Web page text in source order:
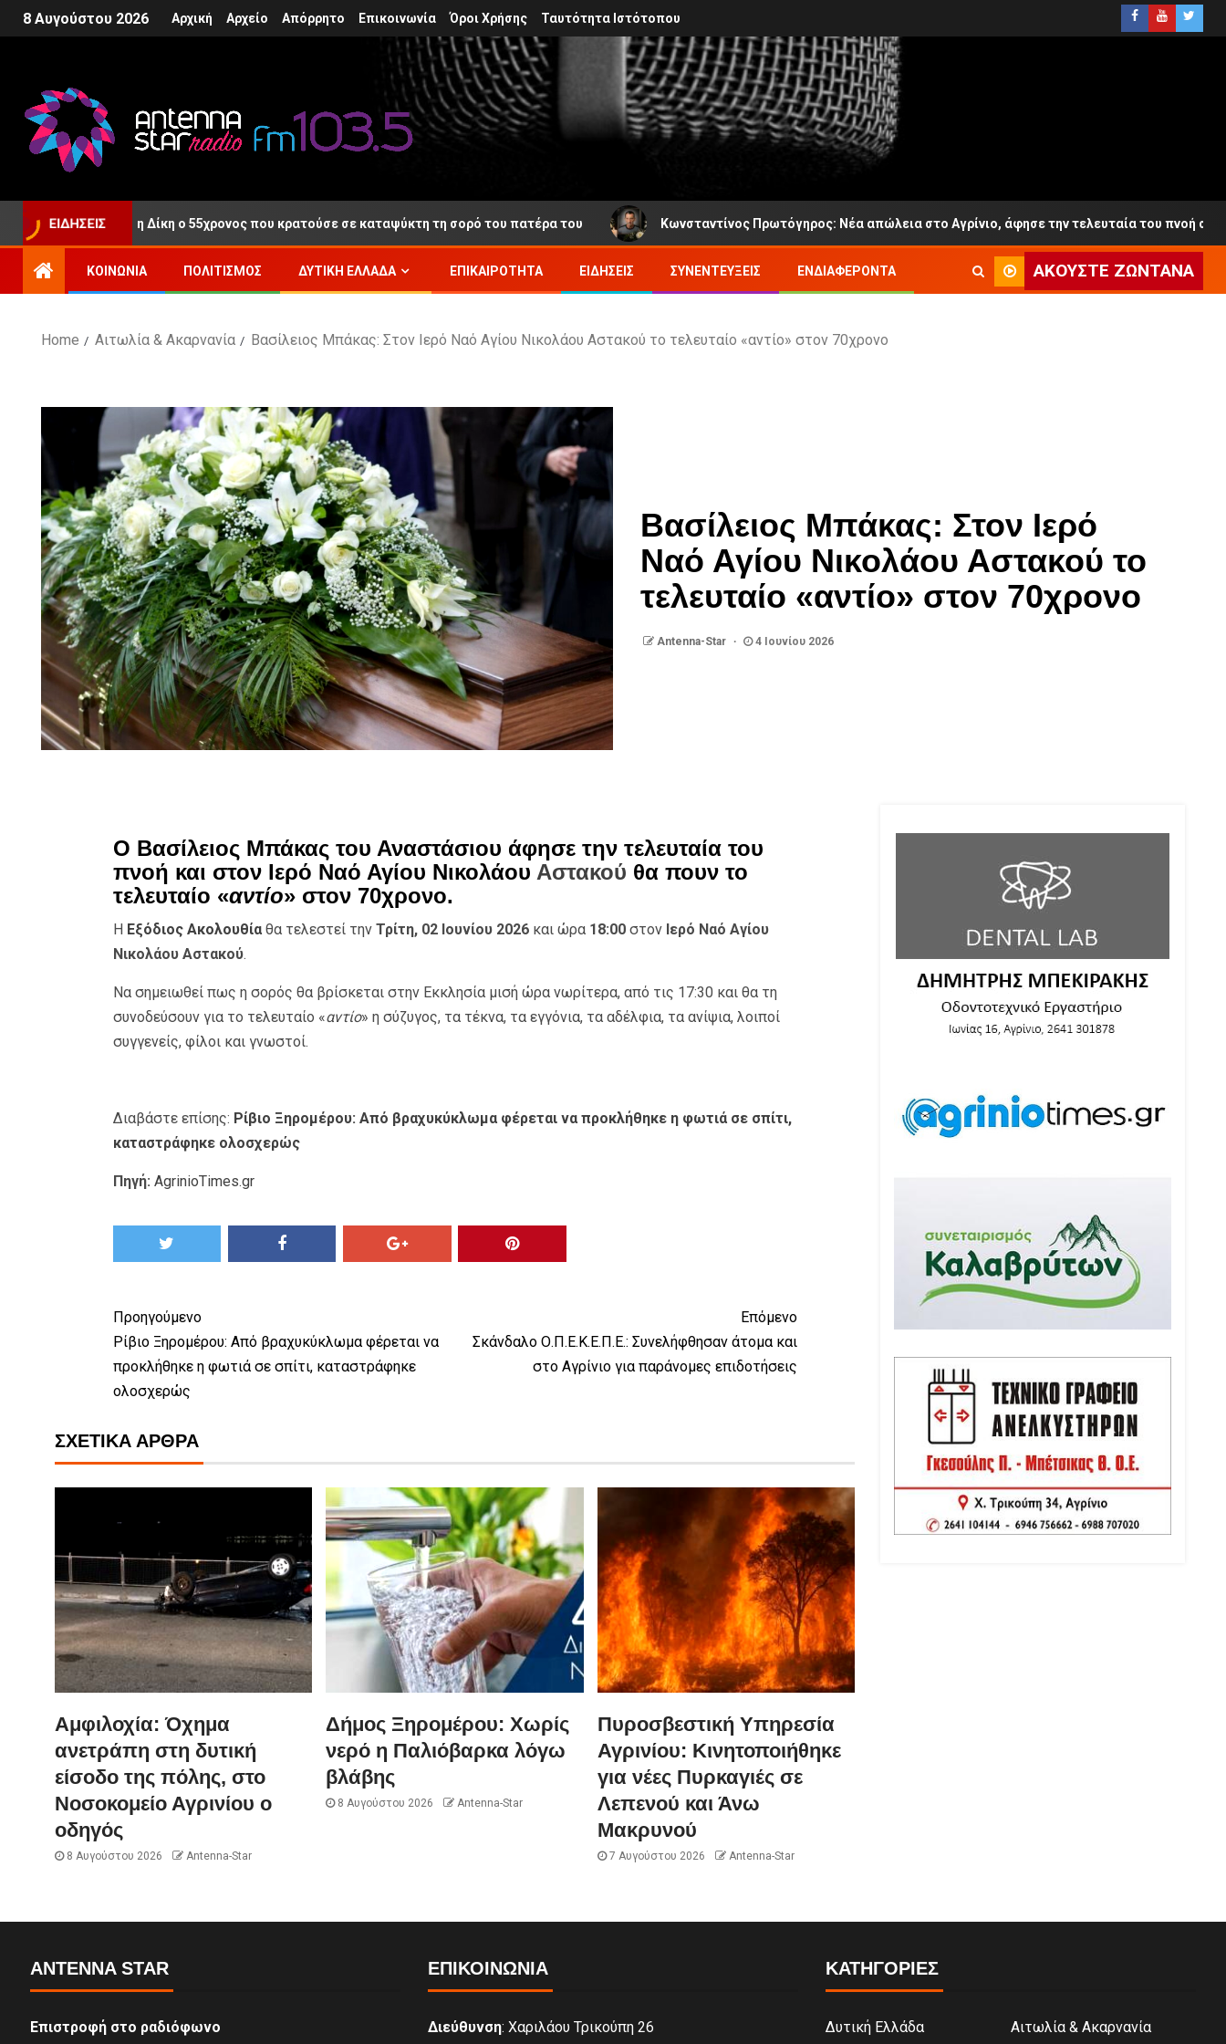
8 Αυγούστου 2026 Αρχική Αρχείο Απόρρητο Επικοινωνία Όροι Χρήσης Ταυτότητα Ιστότοπου
ΕΙΔΉΣΕΙΣ
μετά τη Δίκη ο 55χρονος που κρατούσε σε καταψύκτη τη σορό του πατέρα του Κωνσταντίνος Πρωτόγηρος: Νέα απώλεια στο Αγρίνιο, άφησε την τελευταία του πνοή σε ηλικία
ΚΟΙΝΩΝΊΑ ΠΟΛΙΤΙΣΜΌΣ ΔΥΤΙΚΉ ΕΛΛΆΔΑ ΕΠΙΚΑΙΡΌΤΗΤΑ ΕΙΔΉΣΕΙΣ ΣΥΝΕΝΤΕΎΞΕΙΣ ΕΝΔΙΑΦΈΡΟΝΤΑ ΑΚΟΎΣΤΕ ΖΩΝΤΑΝΆ
Home Αιτωλία & Ακαρνανία Βασίλειος Μπάκας: Στον Ιερό Ναό Αγίου Νικολάου Αστακού το τελευταίο «αντίο» στον 70χρονο
Βασίλειος Μπάκας: Στον Ιερό
Ναό Αγίου Νικολάου Αστακού το
τελευταίο «αντίο» στον 70χρονο
Antenna-Star 4 Ιουνίου 2026
Ο Βασίλειος Μπάκας του Αναστάσιου άφησε την τελευταία του
πνοή και στον Ιερό Ναό Αγίου Νικολάου Αστακού θα πουν το
τελευταίο «αντίο» στον 70χρονο.
Η Εξόδιος Ακολουθίαθα τελεστεί την Τρίτη, 02 Ιουνίου 2026και ώρα 18:00στον Ιερό Ναό Αγίου
Νικολάου Αστακού.
Να σημειωθεί πως η σορός θα βρίσκεται στην Εκκλησία μισή ώρα νωρίτερα, από τις 17:30 και θα τη
συνοδεύσουν για το τελευταίο «αντίο» η σύζυγος, τα τέκνα, τα εγγόνια, τα αδέλφια, τα ανίψια, λοιποί
συγγενείς, φίλοι και γνωστοί.
Διαβάστε επίσης: Ρίβιο Ξηρομέρου: Από βραχυκύκλωμα φέρεται να προκλήθηκε η φωτιά σε σπίτι,
καταστράφηκε ολοσχερώς
Πηγή: AgrinioTimes.gr
Προηγούμενο
Ρίβιο Ξηρομέρου: Από βραχυκύκλωμα φέρεται να
προκλήθηκε η φωτιά σε σπίτι, καταστράφηκε
ολοσχερώς
Επόμενο
Σκάνδαλο Ο.Π.Ε.Κ.Ε.Π.Ε.: Συνελήφθησαν άτομα και
στο Αγρίνιο για παράνομες επιδοτήσεις
ΣΧΕΤΙΚΆ ΆΡΘΡΑ
Αμφιλοχία: Όχημα
ανετράπη στη δυτική
είσοδο της πόλης, στο
Νοσοκομείο Αγρινίου ο
οδηγός
8 Αυγούστου 2026 Antenna-Star
Δήμος Ξηρομέρου: Χωρίς
νερό η Παλιόβαρκα λόγω
βλάβης
8 Αυγούστου 2026 Antenna-Star
Πυροσβεστική Υπηρεσία
Αγρινίου: Κινητοποιήθηκε
για νέες Πυρκαγιές σε
Λεπενού και Άνω
Μακρυνού
7 Αυγούστου 2026 Antenna-Star
ANTENNA STAR
Επιστροφή στο ραδιόφωνο
ΕΠΙΚΟΙΝΩΝΊΑ
Διεύθυνση: Χαριλάου Τρικούπη 26
ΚΑΤΗΓΟΡΙΕΣ
Δυτική Ελλάδα
Αιτωλία & Ακαρνανία